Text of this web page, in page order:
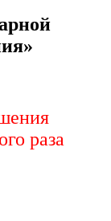
»
раза